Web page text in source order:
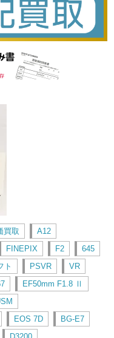
買取
A12
FINEPIX F2
645
ト PSVR
VR
EF50mm F1.8 Ⅱ
EOS 7D
BG-E7